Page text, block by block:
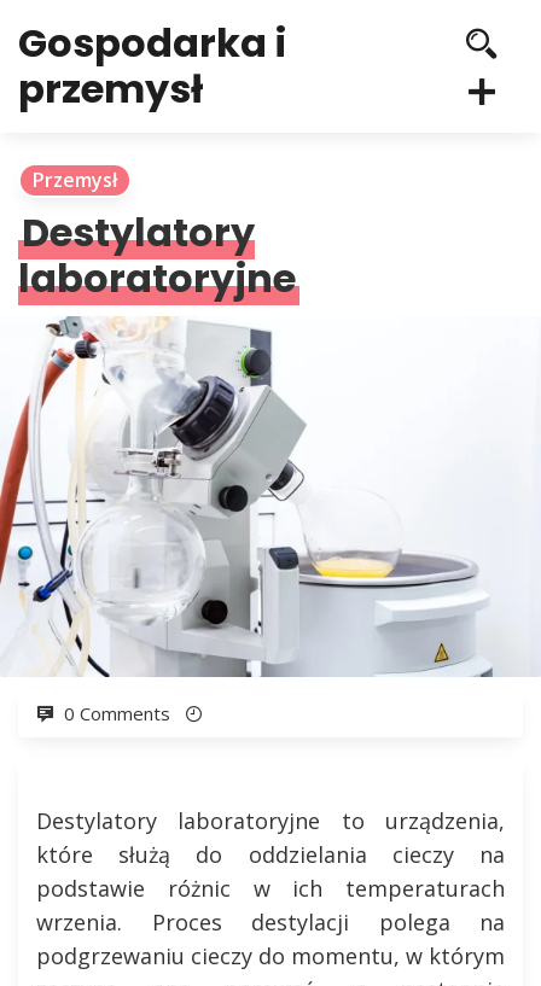
Gospodarka i
przemysł
Przemysł
Destylatory
laboratoryjne
0 Comments
Destylatory laboratoryjne to urządzenia,
które służą do oddzielania cieczy na
podstawie różnic w ich temperaturach
wrzenia. Proces destylacji polega na
podgrzewaniu cieczy do momentu, w którym